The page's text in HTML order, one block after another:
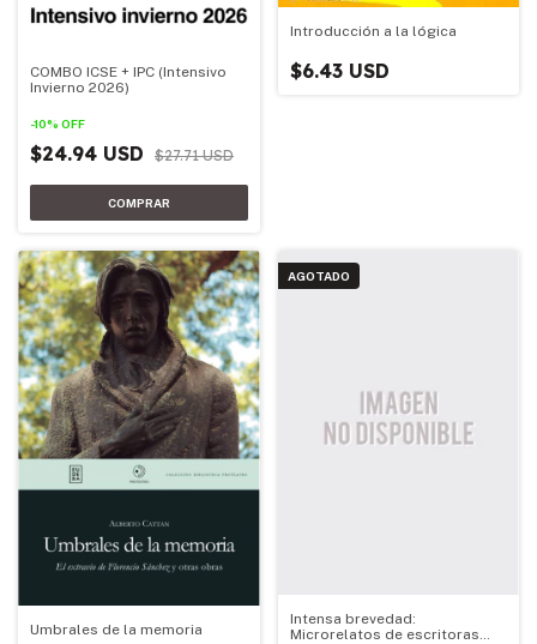
COMBO ICSE + IPC (Intensivo
Invierno 2026)
-10% OFF
$24.94 USD $27.71 USD
Introducción a la lógica
$6.43 USD
Umbrales de la memoria
AGOTADO
Intensa brevedad:
Microrelatos de escritoras